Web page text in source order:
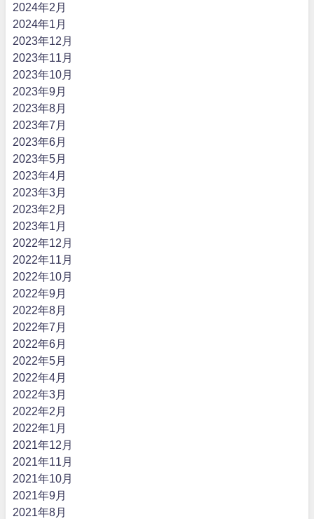
2024年2月
2024年1月
2023年12月
2023年11月
2023年10月
2023年9月
2023年8月
2023年7月
2023年6月
2023年5月
2023年4月
2023年3月
2023年2月
2023年1月
2022年12月
2022年11月
2022年10月
2022年9月
2022年8月
2022年7月
2022年6月
2022年5月
2022年4月
2022年3月
2022年2月
2022年1月
2021年12月
2021年11月
2021年10月
2021年9月
2021年8月